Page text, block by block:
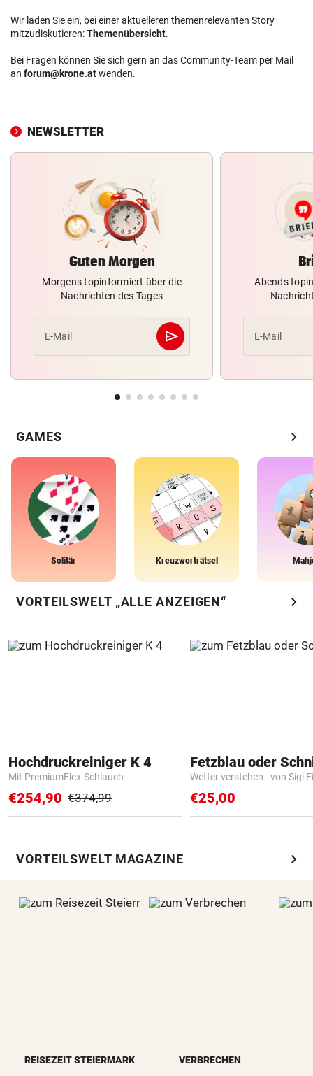
Wir laden Sie ein, bei einer aktuelleren themenrelevanten Story
mitzudiskutieren:Themenübersicht.
Bei Fragen können Sie sich gern an das Community-Team per Mail
an forum@krone.atwenden.
NEWSLETTER
Guten Morgen
Morgens topinformiert über die
Nachrichten des Tages
E-Mail send
Abschicken
Abends
E-Mail
GAMES chevron_right
Solitär Kreuzworträtsel
VORTEILSWELT „ALLE ANZEIGEN“ chevron_right
Hochdruckreiniger K 4
Mit PremiumFlex-Schlauch
€254,90 €374,99
Fetzblau oder
Wetter verstehen - von Sigi
€25,00
VORTEILSWELT MAGAZINE chevron_right
REISEZEIT STEIERMARK VERBRECHEN